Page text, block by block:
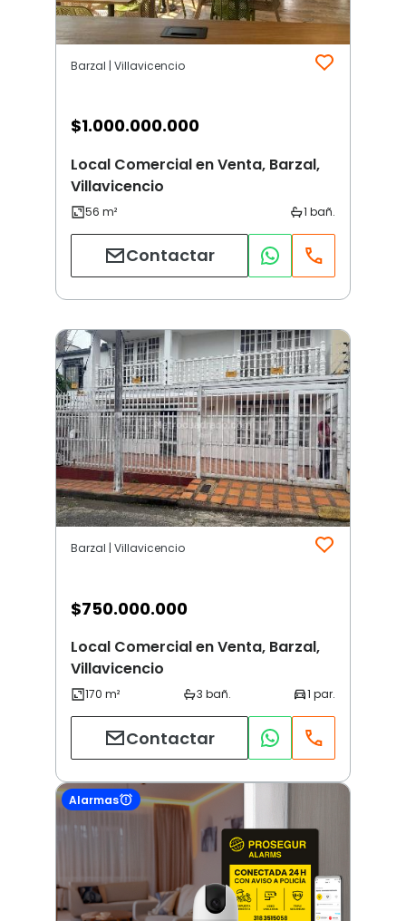
Barzal | Villavicencio
$1.000.000.000
Local Comercial en Venta, Barzal,
Villavicencio
Contactar
Barzal | Villavicencio
$750.000.000
Local Comercial en Venta, Barzal,
Villavicencio
Contactar
Alarmas